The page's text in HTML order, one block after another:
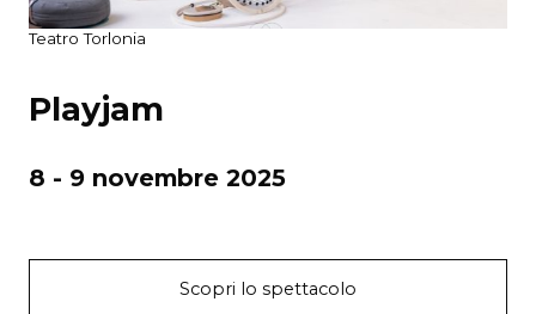
Teatro Torlonia
Playjam
8 - 9 novembre 2025
Scopri lo spettacolo